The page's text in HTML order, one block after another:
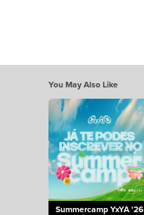
You May Also Like
Summercamp YxYA '26